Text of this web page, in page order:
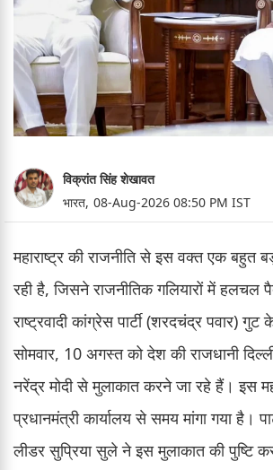
विक्रांत सिंह शेखावत
भारत, 08-Aug-2026 08:50 PM IST
महाराष्ट्र की राजनीति से इस वक्त एक बहुत
रही है, जिसने राजनीतिक गलियारों में हलचल
राष्ट्रवादी कांग्रेस पार्टी (शरदचंद्र पवार)
सोमवार, 10 अगस्त को देश की राजधानी
नरेंद्र मोदी से मुलाकात करने जा रहे हैं। इस
प्रधानमंत्री कार्यालय से समय मांगा गया है।
लीडर सुप्रिया सुले ने इस मुलाकात की पुष्टि